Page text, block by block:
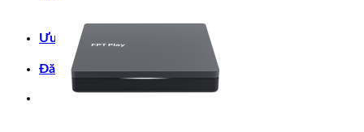
Khuyến Mãi
Ưu đãi
Hỗ Trợ
Đăng ký